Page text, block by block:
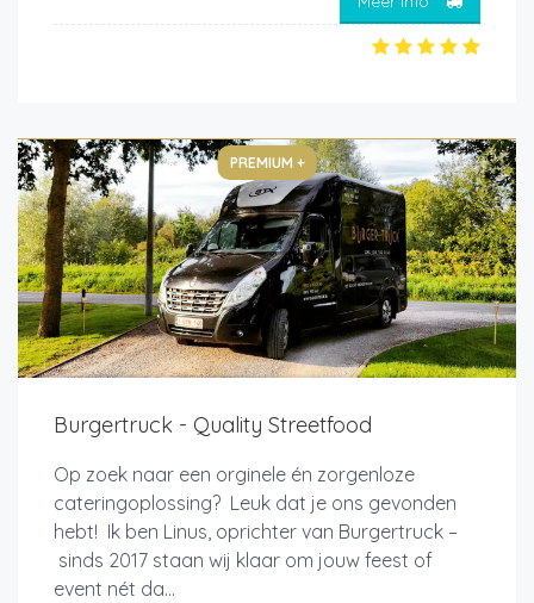
PREMIUM +
Burgertruck - Quality Streetfood
Op zoek naar een orginele én zorgenloze
cateringoplossing? Leuk dat je ons gevonden
hebt! Ik ben Linus, oprichter van Burgertruck –
sinds 2017 staan wij klaar om jouw feest of
event nét da...